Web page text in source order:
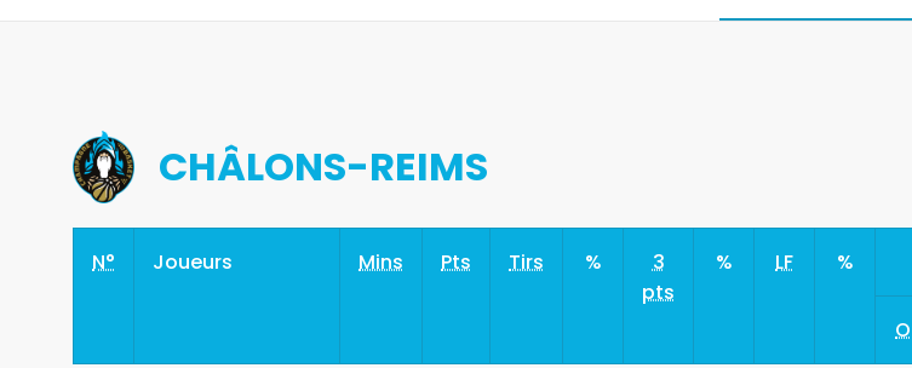
CHÂLONS-REIMS
N° Joueurs Mins Pts Tirs %
3
pts
% LF %
O